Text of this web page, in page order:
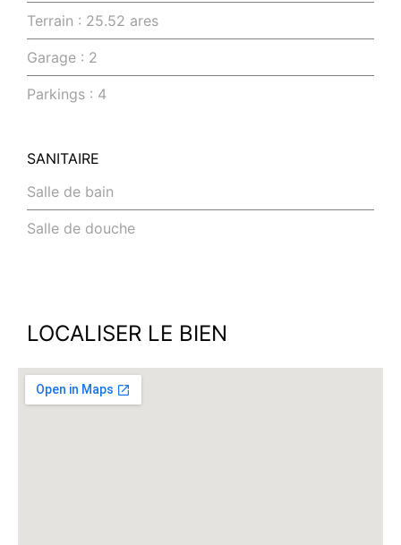
Terrain : 25.52 ares
Garage : 2
Parkings : 4
SANITAIRE
Salle de bain
Salle de douche
LOCALISER LE BIEN